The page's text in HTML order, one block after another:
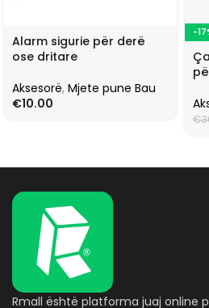
Alarm sigurie për derë
ose dritare
Aksesorë, Mjete pune Bau
€10.00
-
€
Rmall është platforma juaj online